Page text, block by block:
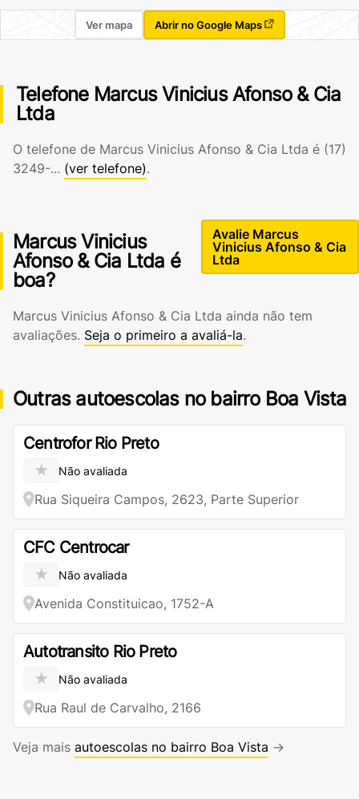
Ver mapa Abrir no Google Maps
Telefone Marcus Vinicius Afonso & Cia
Ltda
O telefone de Marcus Vinicius Afonso & Cia Ltda é (17)
3249-... (ver telefone).
Marcus Vinicius
Afonso & Cia Ltda é
boa?
Avalie Marcus
Vinicius Afonso & Cia
Ltda
Marcus Vinicius Afonso & Cia Ltda ainda não tem
avaliações. Seja o primeiro a avaliá-la.
Outras autoescolas no bairro Boa Vista
Centrofor Rio Preto
★ Não avaliada
Rua Siqueira Campos, 2623, Parte Superior
CFC Centrocar
★ Não avaliada
Avenida Constituicao, 1752-A
Autotransito Rio Preto
★ Não avaliada
Rua Raul de Carvalho, 2166
Veja mais autoescolas no bairro Boa Vista →